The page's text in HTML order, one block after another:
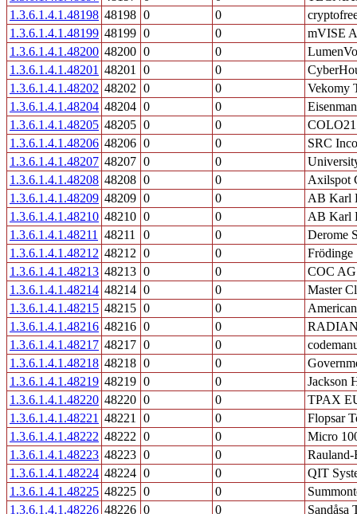
1.3.6.1.4.1.48198 48198 0 0
1.3.6.1.4.1.48199 48199 0 0
mVISE
1.3.6.1.4.1.48200 48200 0 0
1.3.6.1.4.1.48201 48201 0 0
1.3.6.1.4.1.48202 48202 0 0
Vekomy
1.3.6.1.4.1.48204 48204 0 0
1.3.6.1.4.1.48205 48205 0 0
1.3.6.1.4.1.48206 48206 0 0
SRC
1.3.6.1.4.1.48207 48207 0 0
1.3.6.1.4.1.48208 48208 0 0
Axilspot
1.3.6.1.4.1.48209 48209 0 0
AB Karl
1.3.6.1.4.1.48210 48210 0 0
AB Karl
1.3.6.1.4.1.48211
48211 0 0
Derome
1.3.6.1.4.1.48212 48212 0 0
1.3.6.1.4.1.48213 48213 0 0
COC AG
1.3.6.1.4.1.48214 48214 0 0
Master
1.3.6.1.4.1.48215 48215 0 0
1.3.6.1.4.1.48216 48216 0 0
1.3.6.1.4.1.48217 48217 0 0
1.3.6.1.4.1.48218 48218 0 0
1.3.6.1.4.1.48219 48219 0 0
Jackson
1.3.6.1.4.1.48220 48220 0 0
TPAX
1.3.6.1.4.1.48221 48221 0 0
Flopsar
1.3.6.1.4.1.48222 48222 0 0
Micro
1.3.6.1.4.1.48223 48223 0 0
1.3.6.1.4.1.48224 48224 0 0
QIT
1.3.6.1.4.1.48225 48225 0 0
1.3.6.1.4.1.48226 48226 0 0
Sandåsa